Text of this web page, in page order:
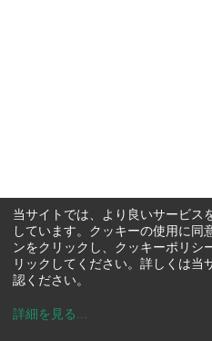
当サイトでは、より良いサービス
しています。クッキーの使用に同
ンをクリックし、クッキーポリシ
リックしてください。詳しくは当
認ください。
詳細を見る ...